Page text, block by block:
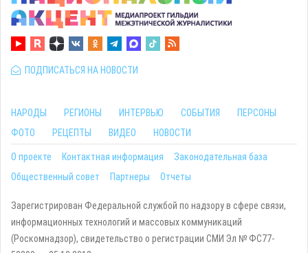
ПОДПИСАТЬСЯ НА НОВОСТИ
НАРОДЫ РЕГИОНЫ ИНТЕРВЬЮ СОБЫТИЯ
ПЕРСОНЫ
ФОТО
РЕЦЕПТЫ ВИДЕО НОВОСТИ
О проекте Контактная информация
Законодательная база
Общественный совет
Партнеры Отчеты
Зарегистрирован Федеральной службой по надзору в сфере связи,
информационных технологий и массовых коммуникаций
(Роскомнадзор), свидетельство о регистрации СМИ Эл № ФС77-